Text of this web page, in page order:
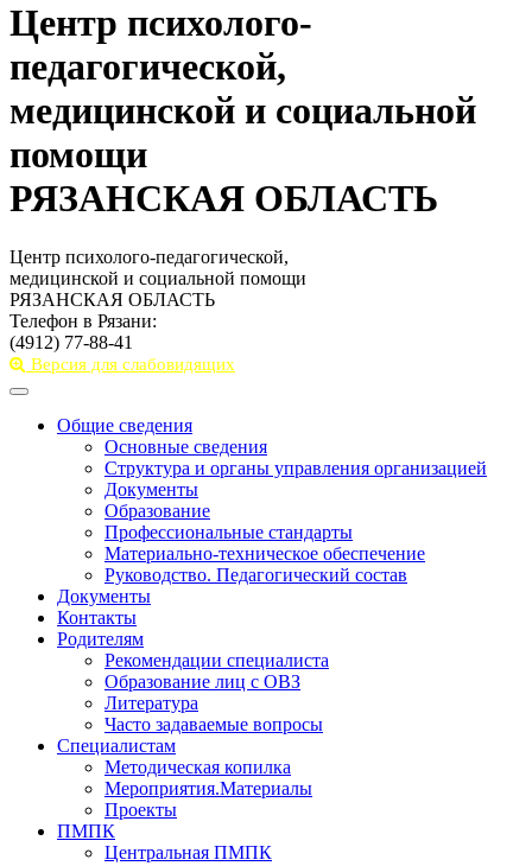
Центр психолого-
педагогической,
медицинской и социальной
помощи
РЯЗАНСКАЯ ОБЛАСТЬ
Центр психолого-педагогической,
медицинской и социальной помощи
РЯЗАНСКАЯ ОБЛАСТЬ
Телефон в Рязани:
(4912) 77-88-41
Версия для слабовидящих
Toggle
navigationОбщие сведения
Основные сведения
Структура и органы управления организацией
Документы
Образование
Профессиональные стандарты
Материально-техническое обеспечение
Руководство. Педагогический состав
Документы
Контакты
Родителям
Рекомендации специалиста
Образование лиц с ОВЗ
Литература
Часто задаваемые вопросы
Специалистам
Методическая копилка
Мероприятия.Материалы
Проекты
ПМПК
Центральная ПМПК